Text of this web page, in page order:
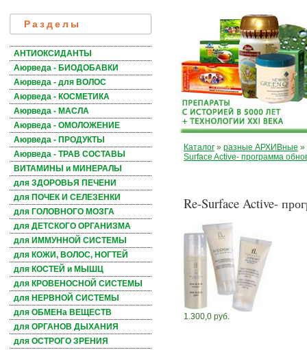
Разделы
АНТИОКСИДАНТЫ
Аюрведа - БИОДОБАВКИ
Аюрведа - для ВОЛОС
Аюрведа - КОСМЕТИКА
Аюрведа - МАСЛА
Аюрведа - ОМОЛОЖЕНИЕ
Аюрведа - ПРОДУКТЫ
Аюрведа - ТРАВ СОСТАВЫ
ВИТАМИНЫ и МИНЕРАЛЫ
для ЗДОРОВЬЯ ПЕЧЕНИ
для ПОЧЕК И СЕЛЕЗЕНКИ
для ГОЛОВНОГО МОЗГА
для ДЕТСКОГО ОРГАНИЗМА
для ИММУННОЙ СИСТЕМЫ
для КОЖИ, ВОЛОС, НОГТЕЙ
для КОСТЕЙ и МЫШЦ
для КРОВЕНОСНОЙ СИСТЕМЫ
для НЕРВНОЙ СИСТЕМЫ
для ОБМЕНа ВЕЩЕСТВ
для ОРГАНОВ ДЫХАНИЯ
для ОСТРОГО ЗРЕНИЯ
Каталог » разные АРХИВные »
Surface Active- программа
Re-Surface Active-
1.300,0 руб.